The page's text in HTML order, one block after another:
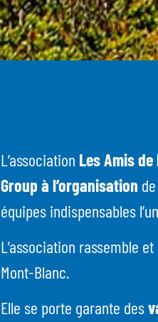
L’association Les Amis de
Group à l’organisation
équipes indispensables
L’association rassemble
Mont-Blanc.
Elle se porte garante des